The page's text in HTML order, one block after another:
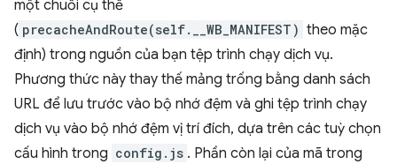
một chuỗi cụ thể
( precacheAndRoute(self.__WB_MANIFEST) theo mặc
định) trong nguồn của bạn tệp trình chạy dịch vụ.
Phương thức này thay thế mảng trống bằng danh sách
URL để lưu trước vào bộ nhớ đệm và ghi tệp trình chạy
dịch vụ vào bộ nhớ đệm vị trí đích, dựa trên các tuỳ chọn
cấu hình trong config.js . Phần còn lại của mã trong